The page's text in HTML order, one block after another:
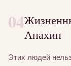
04
Анахин
Этих людей